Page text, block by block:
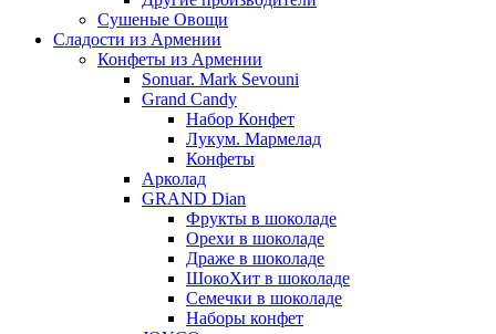
Сушеные Овощи
Сладости из Армении
Конфеты из Армении
Sonuar. Mark Sevouni
Grand Candy
Набор Конфет
Лукум. Мармелад
Конфеты
Арколад
GRAND Dian
Фрукты в шоколаде
Орехи в шоколаде
Драже в шоколаде
ШокоХит в шоколаде
Семечки в шоколаде
Наборы конфет